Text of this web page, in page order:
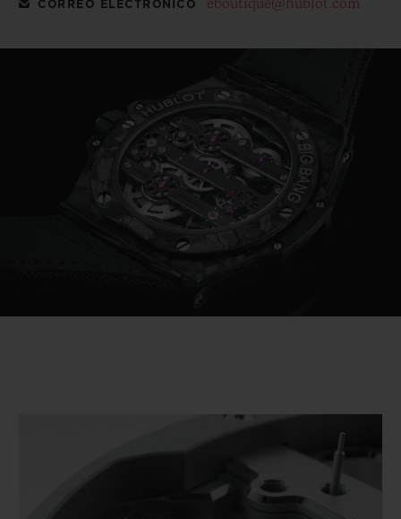
CORREO ELECTRÓNICO eboutique@hublot.com